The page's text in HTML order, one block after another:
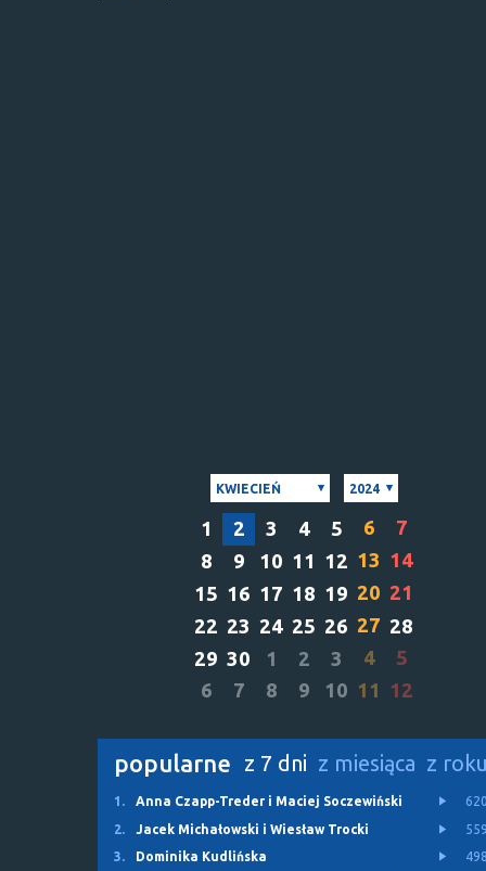
KWIECIEŃ 2024
1 2 3 4 5 6
7
8
9 10 11 12 13 14
15 16 17 18 19 20 21
22 23 24 25 26 27 28
29 30 1 2 3 4
5
6
7 8 9 10 11 12
popularne z 7 dni z miesiąca z
1. Anna Czapp-Treder i Maciej Soczewiński
2.
Jacek Michałowski i Wiesław Trocki
3.
Dominika Kudlińska